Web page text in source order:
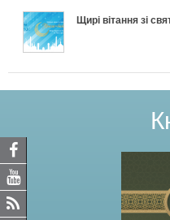
Щирі вітання зі